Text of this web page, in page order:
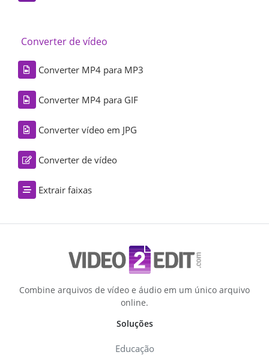
Converter de vídeo
Converter MP4 para MP3
Converter MP4 para GIF
Converter vídeo em JPG
Converter de vídeo
Extrair faixas
Combine arquivos de vídeo e áudio em um único arquivo
online.
Soluções
Educação